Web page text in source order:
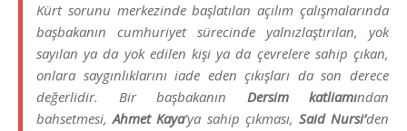
Kürt sorunu merkezinde başlatılan açılım çalışmalarında
başbakanın cumhuriyet sürecinde yalnızlaştırılan, yok
sayılan ya da yok edilen kişi ya da çevrelere sahip çıkan,
onlara saygınlıklarını iade eden çıkışları da son derece
değerlidir. Bir başbakanın Dersim katliamından
bahsetmesi,Ahmet Kaya’ya sahip çıkması, Said Nursi’den